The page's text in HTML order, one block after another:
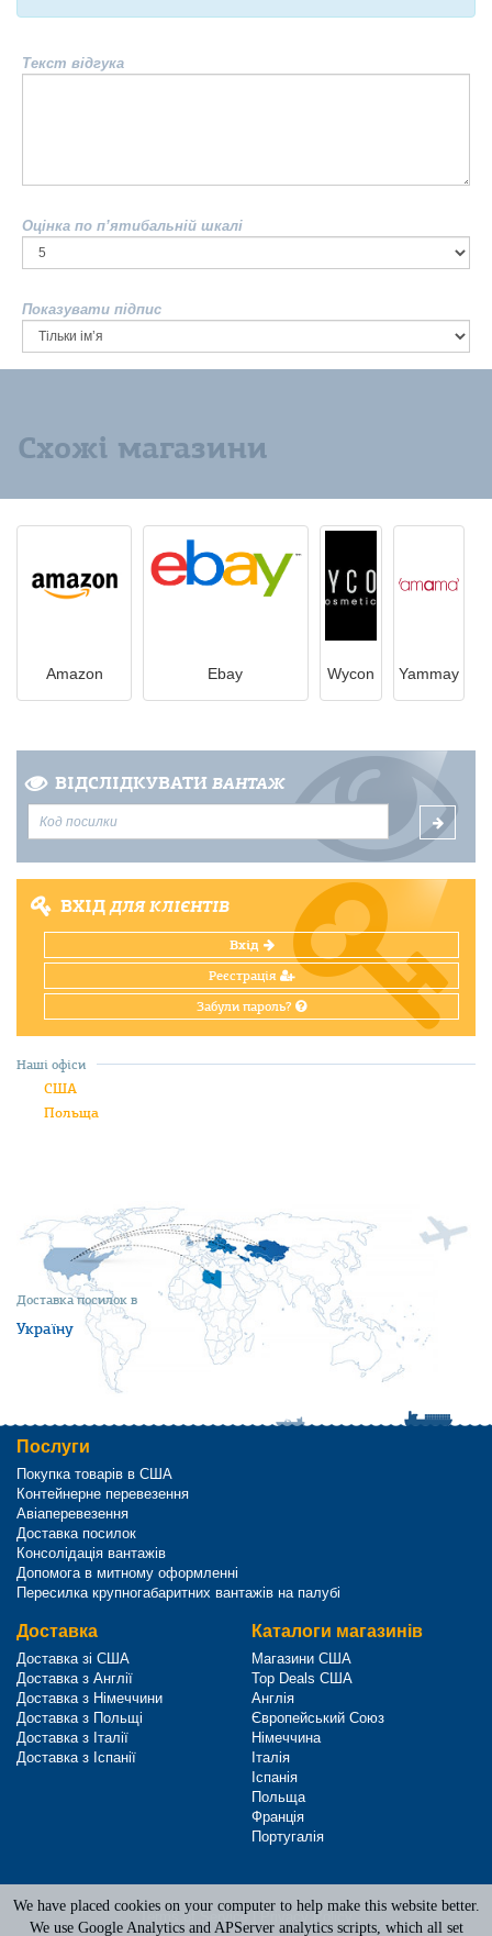
Текст відгука
Оцінка по п’ятибальній шкалі
Показувати підпис
Схожі магазини
Amazon Ebay Wycon Yammay
ВІДСЛІДКУВАТИ ВАНТАЖ
ВХІДДЛЯ КЛІЄНТІВ
Вхід
Реєстрація
Забули пароль?
Доставка посилок в
Україну
Наші офіси
США
Польща
Послуги
Покупка товарів в США
Контейнерне перевезення
Авіаперевезення
Доставка посилок
Консолідація вантажів
Допомога в митному оформленні
Пересилка крупногабаритних вантажів на палубі
Доставка
Доставка зі США
Доставка з Англії
Доставка з Німеччини
Доставка з Польщі
Доставка з Італії
Доставка з Іспанії
Каталоги магазинів
Магазини США
Top Deals США
Англія
Європейський Союз
Німеччина
Італія
Іспанія
Польща
Франція
Португалія
Terms of Service Privacy Policy
We have placed cookies on your computer to help make this website better.
We use Google Analytics and APServer analytics scripts, which all set